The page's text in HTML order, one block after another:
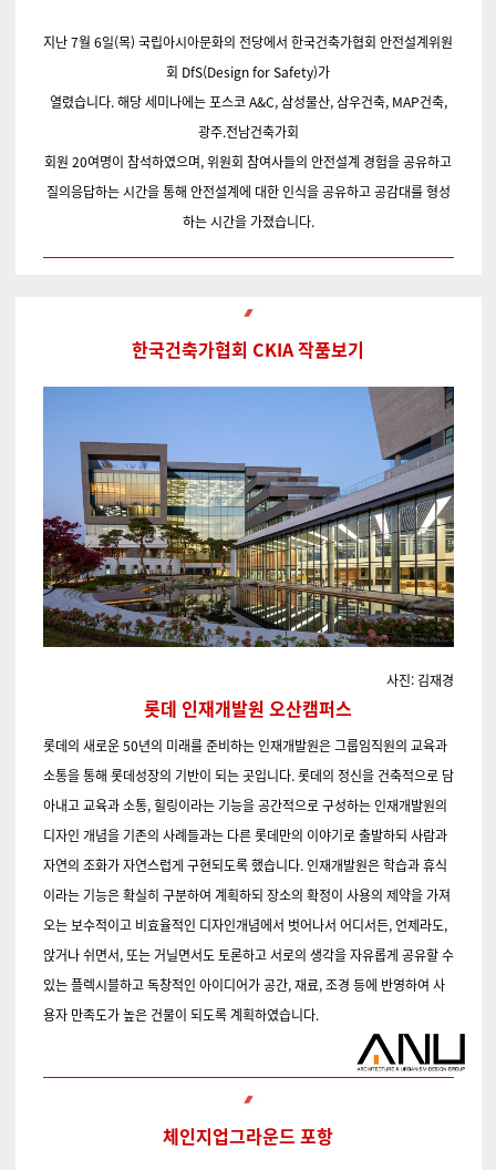
지난 7월 6일(목) 국립아시아문화의 전당에서 한국건축가협회 안전설계위원
회 DfS(Design for Safety)가
열렸습니다. 해당 세미나에는 포스코 A&C, 삼성물산, 삼우건축, MAP건축,
광주.전남건축가회
회원 20여명이 참석하였으며,위원회 참여사들의 안전설계 경험을 공유하고
질의응답하는 시간을 통해 안전설계에 대한 인식을 공유하고 공감대를 형성
하는 시간을 가졌습니다.
한국건축가협회 CKIA 작품보기
사진: 김재경
롯데 인재개발원 오산캠퍼스
롯데의 새로운 50년의 미래를 준비하는 인재개발원은 그룹임직원의 교육과
소통을 통해 롯데성장의 기반이 되는 곳입니다. 롯데의 정신을 건축적으로 담
아내고 교육과 소통, 힐링이라는 기능을 공간적으로 구성하는 인재개발원의
디자인 개념을 기존의 사례들과는 다른 롯데만의 이야기로 출발하되 사람과
자연의 조화가 자연스럽게 구현되도록 했습니다. 인재개발원은 학습과 휴식
이라는 기능은 확실히 구분하여 계획하되 장소의 확정이 사용의 제약을 가져
오는 보수적이고 비효율적인 디자인개념에서 벗어나서 어디서든, 언제라도,
앉거나 쉬면서, 또는 거닐면서도 토론하고 서로의 생각을 자유롭게 공유할 수
있는 플렉시블하고 독창적인 아이디어가 공간, 재료, 조경 등에 반영하여 사
용자 만족도가 높은 건물이 되도록 계획하였습니다.
체인지업그라운드 포항